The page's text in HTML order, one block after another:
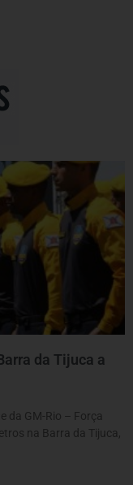
da Tijuca a
da GM-Rio – Força
na Barra da Tijuca,